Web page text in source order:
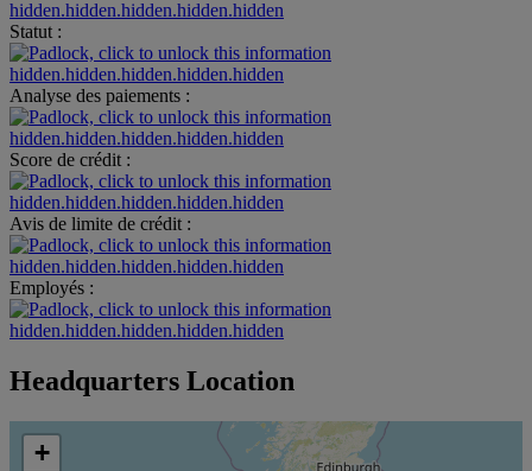
hidden.hidden.hidden.hidden.hidden
Statut :
hidden.hidden.hidden.hidden.hidden
Analyse des paiements :
hidden.hidden.hidden.hidden.hidden
Score de crédit :
hidden.hidden.hidden.hidden.hidden
Avis de limite de crédit :
hidden.hidden.hidden.hidden.hidden
Employés :
hidden.hidden.hidden.hidden.hidden
Headquarters Location
+